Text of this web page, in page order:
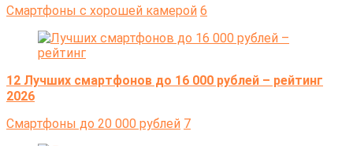
Cмартфоны с хорошей камерой 6
12 Лучших смартфонов до 16 000 рублей – рейтинг
2026
Cмартфоны до 20 000 рублей 7